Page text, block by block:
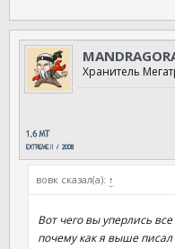
Хранитель
вовк сказал(а): ↑
Вот чего вы уперлись
почему как я выше